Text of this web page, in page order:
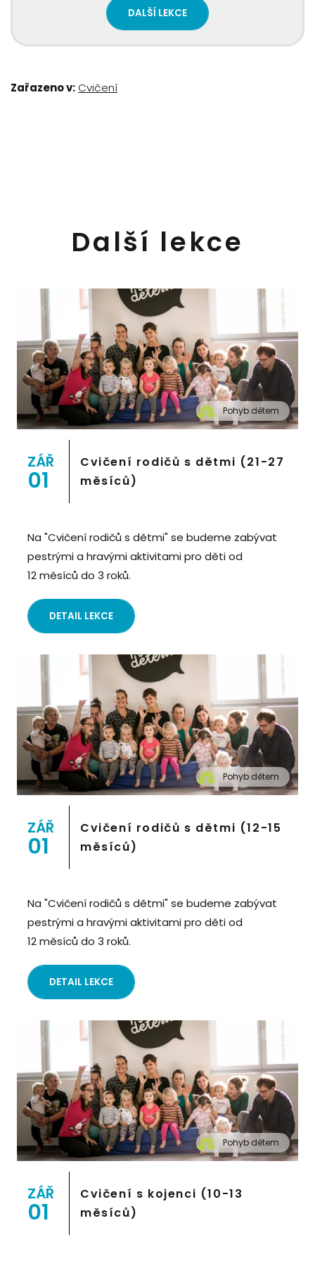
DALŠÍ LEKCE
Zařazeno v: Cvičení
Další lekce
" alt="Cvičení pro děti "Pohyb dětem", Praha 2,
Prostor 8">
Pohyb dětem
ZÁŘ
01
Cvičení rodičů s dětmi (21-27
měsíců)
Na "Cvičení rodičů s dětmi" se budeme zabývat
pestrými a hravými aktivitami pro děti od
12 měsíců do 3 roků.
DETAIL LEKCE
" alt="Cvičení pro děti "Pohyb dětem", Praha 2,
Prostor 8">
Pohyb dětem
ZÁŘ
01
Cvičení rodičů s dětmi (12-15
měsíců)
Na "Cvičení rodičů s dětmi" se budeme zabývat
pestrými a hravými aktivitami pro děti od
12 měsíců do 3 roků.
DETAIL LEKCE
" alt="Cvičení pro děti "Pohyb dětem", Praha 2,
Prostor 8">
Pohyb dětem
ZÁŘ
01
Cvičení s kojenci (10-13
měsíců)